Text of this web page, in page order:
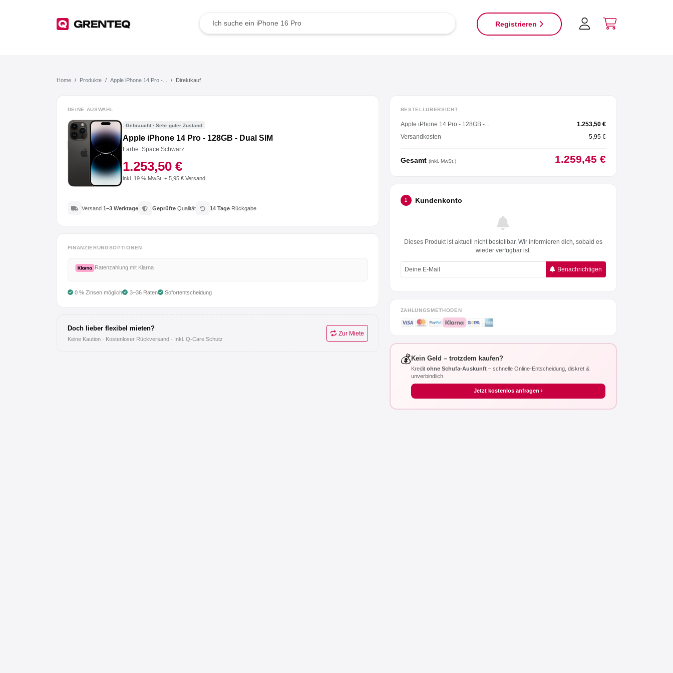
Wie funktioniert das?
Der Umwelt zuliebe
Datenschutz
Registrieren
Home Produkte Apple iPhone 14 Pro -... Direktkauf
DEINE AUSWAHL
Gebraucht · Sehr guter Zustand
Apple iPhone 14 Pro - 128GB - Dual SIM
Farbe: Space Schwarz
1.253,50 €
inkl. 19 % MwSt. + 5,95 € Versand
Versand 1–3 Werktage GeprüfteQualität 14 TageRückgabe
FINANZIERUNGSOPTIONEN
Ratenzahlung mit Klarna
0 % Zinsen möglich 3–36 Raten Sofortentscheidung
Doch lieber flexibel mieten?
Keine Kaution · Kostenloser Rückversand · Inkl. Q-Care Schutz
Zur Miete
BESTELLÜBERSICHT
Apple iPhone 14 Pro - 128GB -...
1.253,50 €
Versandkosten
5,95 €
Gesamt (inkl. MwSt.) 1.259,45 €
1 Kundenkonto
Dieses Produkt ist aktuell nicht bestellbar. Wir informieren dich, sobald es
wieder verfügbar ist.
Benachrichtigen
ZAHLUNGSMETHODEN
💰 Kein Geld – trotzdem kaufen?
Kredit ohne Schufa-Auskunft – schnelle Online-Entscheidung, diskret &
unverbindlich.
Jetzt kostenlos anfragen ›